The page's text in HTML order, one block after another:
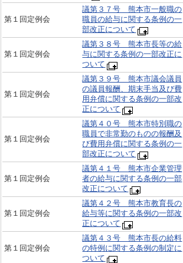
第１回定例会
議第３７号 熊本市一般職の
職員の給与に関する条例の一
部改正について
第１回定例会
議第３８号 熊本市長等の給
与に関する条例の一部改正に
ついて
第１回定例会
議第３９号 熊本市議会議員
の議員報酬、期末手当及び費
用弁償に関する条例の一部改
正について
第１回定例会
議第４０号 熊本市特別職の
職員で非常勤のものの報酬及
び費用弁償に関する条例の一
部改正について
第１回定例会
議第４１号 熊本市企業管理
者の給与に関する条例の一部
改正について
第１回定例会
議第４２号 熊本市教育長の
給与等に関する条例の一部改
正について
第１回定例会
議第４３号 熊本市長の給料
の特例に関する条例の制定に
ついて